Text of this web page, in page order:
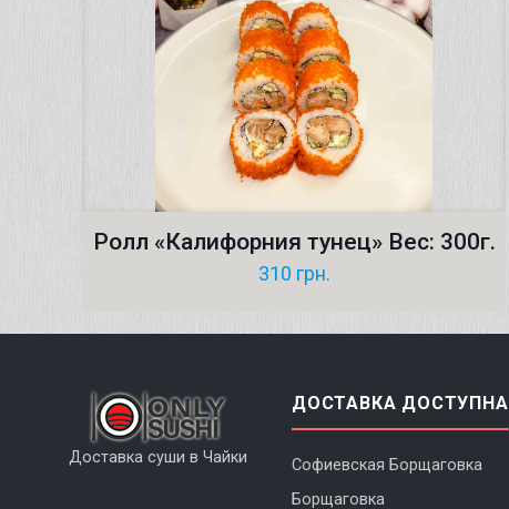
Ролл «Калифорния тунец» Вес: 300г.
310 грн.
Доставка суши в Чайки
ДОСТАВКА ДОСТУПНА
Софиевская Борщаговка
Борщаговка